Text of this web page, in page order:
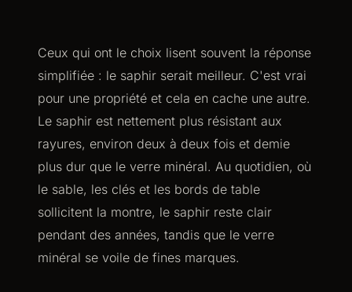
Ceux qui ont le choix lisent souvent la réponse
simplifiée : le saphir serait meilleur. C'est vrai
pour une propriété et cela en cache une autre.
Le saphir est nettement plus résistant aux
rayures, environ deux à deux fois et demie
plus dur que le verre minéral. Au quotidien, où
le sable, les clés et les bords de table
sollicitent la montre, le saphir reste clair
pendant des années, tandis que le verre
minéral se voile de fines marques.